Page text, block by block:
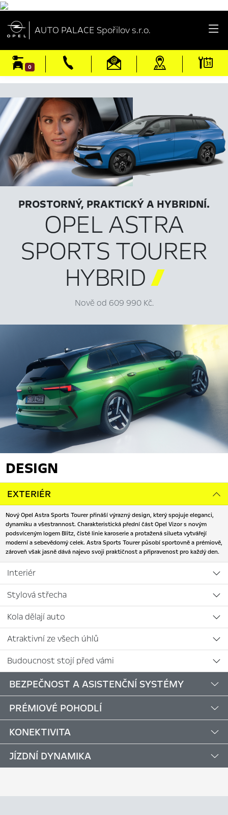
 AUTO PALACE Spořilov s.r.o.
0
PROSTORNÝ, PRAKTICKÝ A HYBRIDNÍ.
OPEL ASTRA
SPORTS TOURER
HYBRID
Nově od 609 990 Kč.
DESIGN
EXTERIÉR
Nový Opel Astra Sports Tourer přináší výrazný design, který spojuje eleganci,
dynamiku a všestrannost. Charakteristická přední část Opel Vizor s novým
podsvíceným logem Blitz, čisté linie karoserie a protažená silueta vytvářejí
moderní a sebevědomý celek. Astra Sports Tourer působí sportovně a prémiově,
zároveň však jasně dává najevo svoji praktičnost a připravenost pro každý den.
Interiér
Stylová střecha
Kola dělají auto
Atraktivní ze všech úhlů
Budoucnost stojí před vámi
BEZPEČNOST A ASISTENČNÍ SYSTÉMY
PRÉMIOVÉ POHODLÍ
KONEKTIVITA
JÍZDNÍ DYNAMIKA